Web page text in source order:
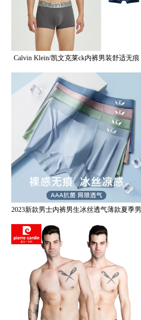
Calvin Klein/凯文克莱ck内裤男装舒适无痕
纯色短裤平角底裤3条装
2023新款男士内裤男生冰丝透气薄款夏季男
式青少年四角短裤头裤衩